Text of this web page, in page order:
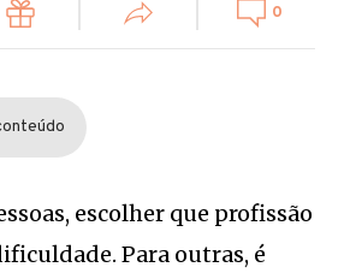
0
escolher que profissão
Para outras, é